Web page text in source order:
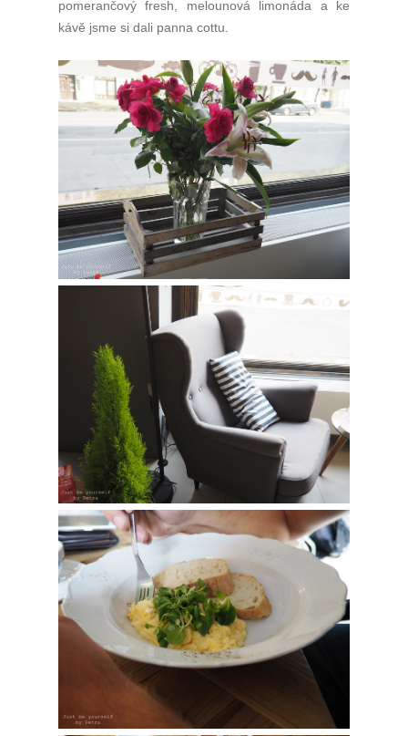
pomerančový fresh, melounová limonáda a ke
kávě jsme si dali panna cottu.